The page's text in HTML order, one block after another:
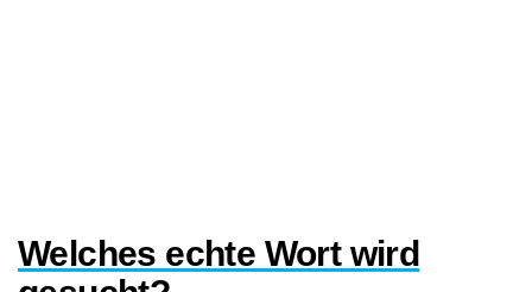
Welches echte Wort wird